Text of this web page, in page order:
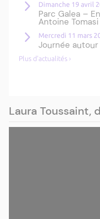
Dimanche 19 avril
Parc Galea –
Antoine Tomasi
Mercredi 11 mars
Journée
Plus d'actualités ›
Laura Toussaint,